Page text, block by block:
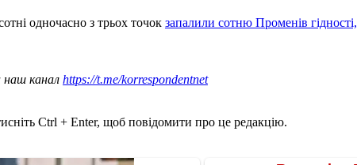
одночасно з трьох точок запалили сотню Променів гідності,
наш канал https://t.me/korrespondentnet
Ctrl + Enter, щоб повідомити про це редакцію.